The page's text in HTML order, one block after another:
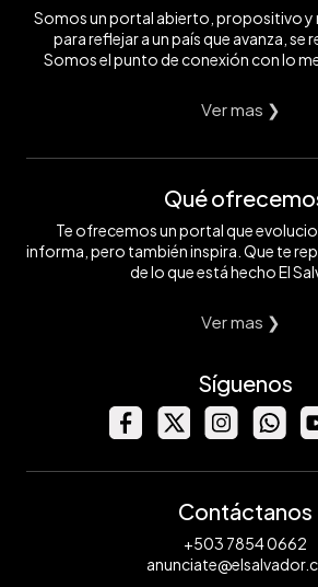
Somos un portal abierto, propositivo
para reflejar a un país que avanza, se
Somos el punto de conexión con lo
Ver mas ❯
Qué
Te ofrecemos un portal que
informa, pero también inspira. Que te
de lo que está hecho El
Ver mas ❯
Síguenos
Contáctanos
+503 7854 0662